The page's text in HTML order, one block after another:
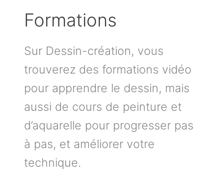
Formations
Sur Dessin-création, vous
trouverez des formations vidéo
pour apprendre le dessin, mais
aussi de cours de peinture et
d’aquarelle pour progresser pas
à pas, et améliorer votre
technique.